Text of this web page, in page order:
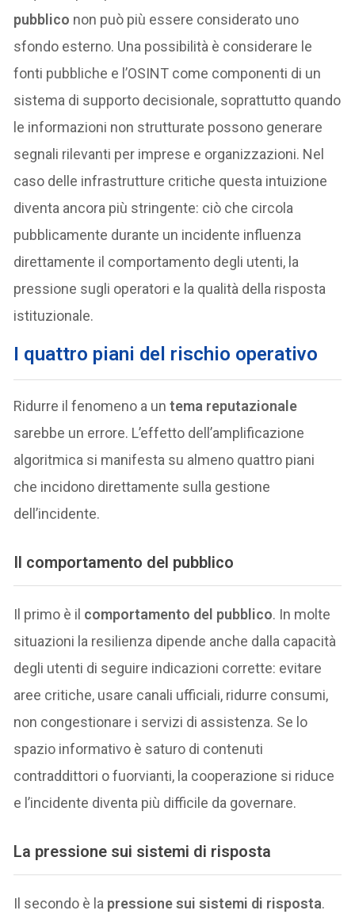
pubblico non può più essere considerato uno
sfondo esterno. Una possibilità è considerare le
fonti pubbliche e l’OSINT come componenti di un
sistema di supporto decisionale, soprattutto quando
le informazioni non strutturate possono generare
segnali rilevanti per imprese e organizzazioni. Nel
caso delle infrastrutture critiche questa intuizione
diventa ancora più stringente: ciò che circola
pubblicamente durante un incidente influenza
direttamente il comportamento degli utenti, la
pressione sugli operatori e la qualità della risposta
istituzionale.
I quattro piani del rischio operativo
Ridurre il fenomeno a untema reputazionale
sarebbe un errore. L’effetto dell’amplificazione
algoritmica si manifesta su almeno quattro piani
che incidono direttamente sulla gestione
dell’incidente.
Il comportamento del pubblico
Il primo è il comportamento del pubblico. In molte
situazioni la resilienza dipende anche dalla capacità
degli utenti di seguire indicazioni corrette: evitare
aree critiche, usare canali ufficiali, ridurre consumi,
non congestionare i servizi di assistenza. Se lo
spazio informativo è saturo di contenuti
contraddittori o fuorvianti, la cooperazione si riduce
e l’incidente diventa più difficile da governare.
La pressione sui sistemi di risposta
Il secondo è la pressione sui sistemi di risposta.